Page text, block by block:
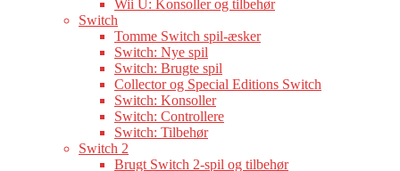
Wii U: Konsoller og tilbehør
Switch
Tomme Switch spil-æsker
Switch: Nye spil
Switch: Brugte spil
Collector og Special Editions Switch
Switch: Konsoller
Switch: Controllere
Switch: Tilbehør
Switch 2
Brugt Switch 2-spil og tilbehør